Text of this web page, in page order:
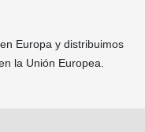
Europa y distribuimos
la Unión Europea.